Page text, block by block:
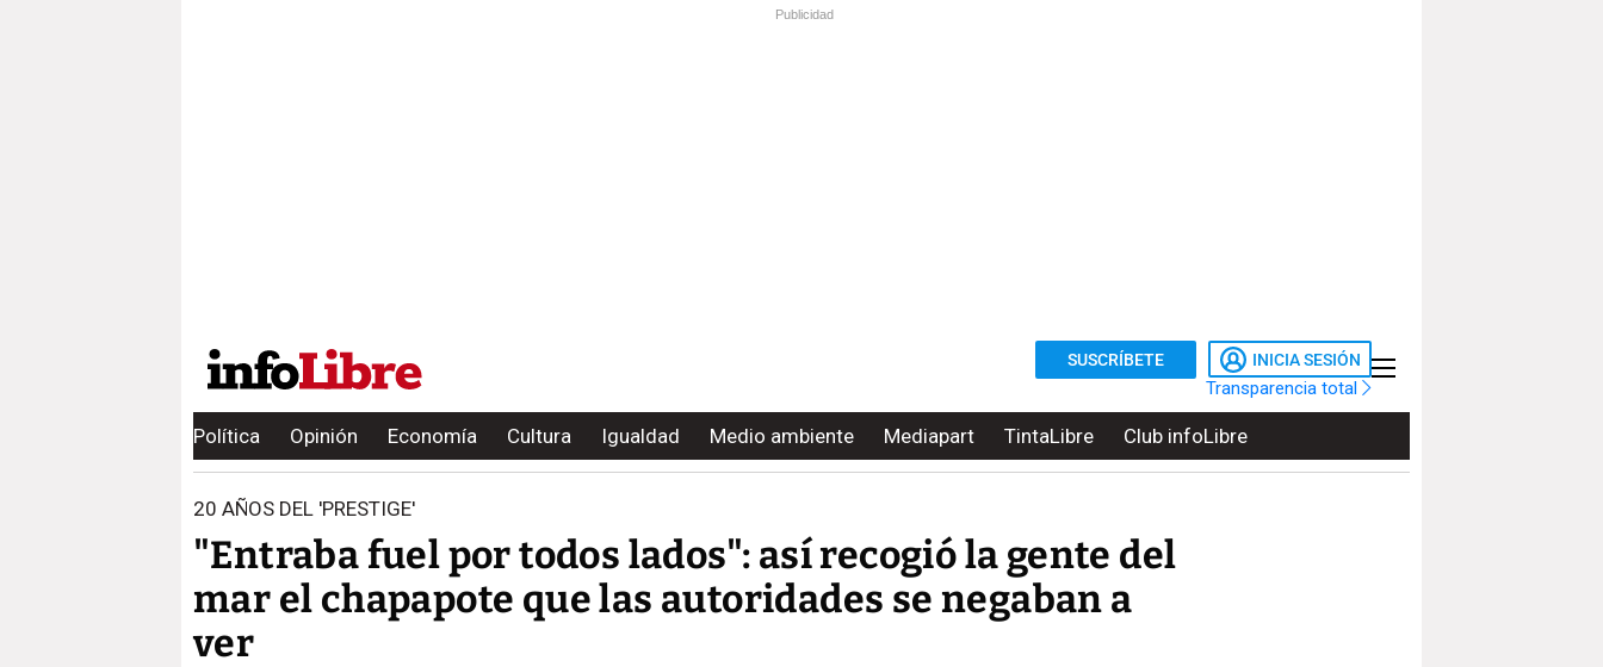
Publicidad
SUSCRÍBETE INICIA SESIÓN
Transparencia total
Política Opinión Economía Cultura Igualdad Medio ambiente Mediapart TintaLibre Club infoLibre
20 AÑOS DEL 'PRESTIGE'
"Entraba fuel por todos lados": así recogió la gente del
mar el chapapote que las autoridades se negaban a
ver